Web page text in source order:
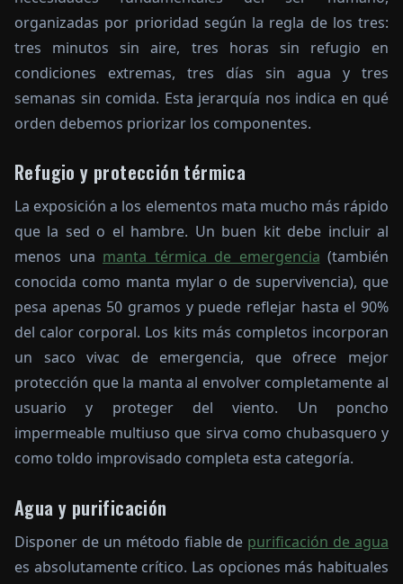
organizadas por prioridad según la regla de los tres:
tres minutos sin aire, tres horas sin refugio en
condiciones extremas, tres días sin agua y tres
semanas sin comida. Esta jerarquía nos indica en qué
orden debemos priorizar los componentes.
Refugio y protección térmica
La exposición a los elementos mata mucho más rápido
que la sed o el hambre. Un buen kit debe incluir al
menos una manta térmica de emergencia (también
conocida como manta mylar o de supervivencia), que
pesa apenas 50 gramos y puede reflejar hasta el 90%
del calor corporal. Los kits más completos incorporan
un saco vivac de emergencia, que ofrece mejor
protección que la manta al envolver completamente al
usuario y proteger del viento. Un poncho
impermeable multiuso que sirva como chubasquero y
como toldo improvisado completa esta categoría.
Agua y purificación
Disponer de un método fiable de purificación de agua
es absolutamente crítico. Las opciones más habituales